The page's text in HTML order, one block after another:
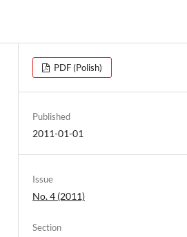
PDF (Polish)
Published
2011-01-01
Issue
No. 4 (2011)
Section